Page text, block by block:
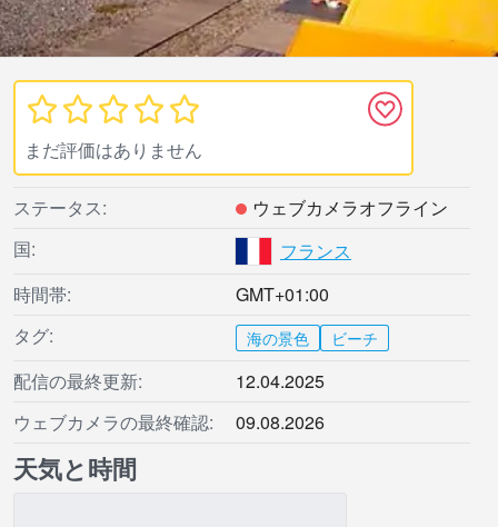
まだ評価はありません
ステータス:
ウェブカメラオフライン
国:
フランス
時間帯:
GMT+01:00
タグ:
海の景色 ビーチ
配信の最終更新:
12.04.2025
ウェブカメラの最終確認:
09.08.2026
天気と時間